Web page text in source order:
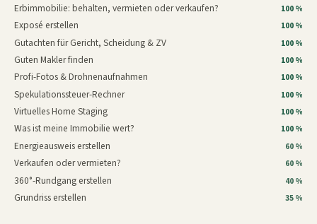
Erbimmobilie: behalten, vermieten oder verkaufen? 100 %
Exposé erstellen 100 %
Gutachten für Gericht, Scheidung & ZV 100 %
Guten Makler finden 100 %
Profi-Fotos & Drohnenaufnahmen 100 %
Spekulationssteuer-Rechner 100 %
Virtuelles Home Staging 100 %
Was ist meine Immobilie wert? 100 %
Energieausweis erstellen 60 %
Verkaufen oder vermieten? 60 %
360°-Rundgang erstellen 40 %
Grundriss erstellen 35 %